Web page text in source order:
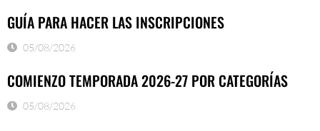
GUÍA PARA HACER LAS INSCRIPCIONES
05/08/2026
COMIENZO TEMPORADA 2026-27 POR CATEGORÍAS
05/08/2026